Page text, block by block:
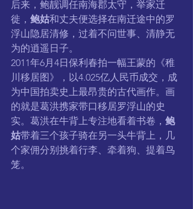
后来，鲍靓调任南海郡太守，举家迁
徙， 鲍姑和丈夫便选择在南迁途中的罗
浮山隐居清修，过着不问世事、清静无
为的逍遥日子。
2011年6月4日保利春拍一幅王蒙的《稚
川移居图》，以4.025亿人民币成交，成
为中国拍卖史上最昂贵的古代画作。画
的就是葛洪携家带口移居罗浮山的史
实。葛洪在牛背上专注地看着书卷， 鲍
姑带着三个孩子骑在另一头牛背上，几
个家佣分别挑着行李、牵着狗、提着鸟
笼。